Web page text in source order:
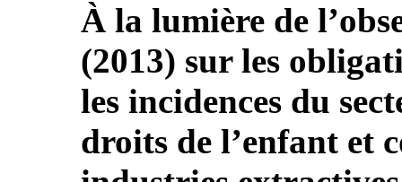
À la lumière de
(2013) sur les
les incidences du
droits de l’enfant et